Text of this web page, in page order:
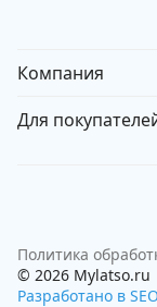
Компания
Для
© 2026 Mylatso.ru
Разработано в
Политика